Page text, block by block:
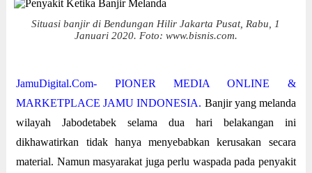
Situasi banjir di Bendungan Hilir Jakarta Pusat, Rabu, 1
Januari 2020. Foto: www.bisnis.com.
JamuDigital.Com- PIONER MEDIA ONLINE &
MARKETPLACE JAMU INDONESIA. Banjir yang melanda
wilayah Jabodetabek selama dua hari belakangan ini
dikhawatirkan tidak hanya menyebabkan kerusakan secara
material. Namun masyarakat juga perlu waspada pada penyakit